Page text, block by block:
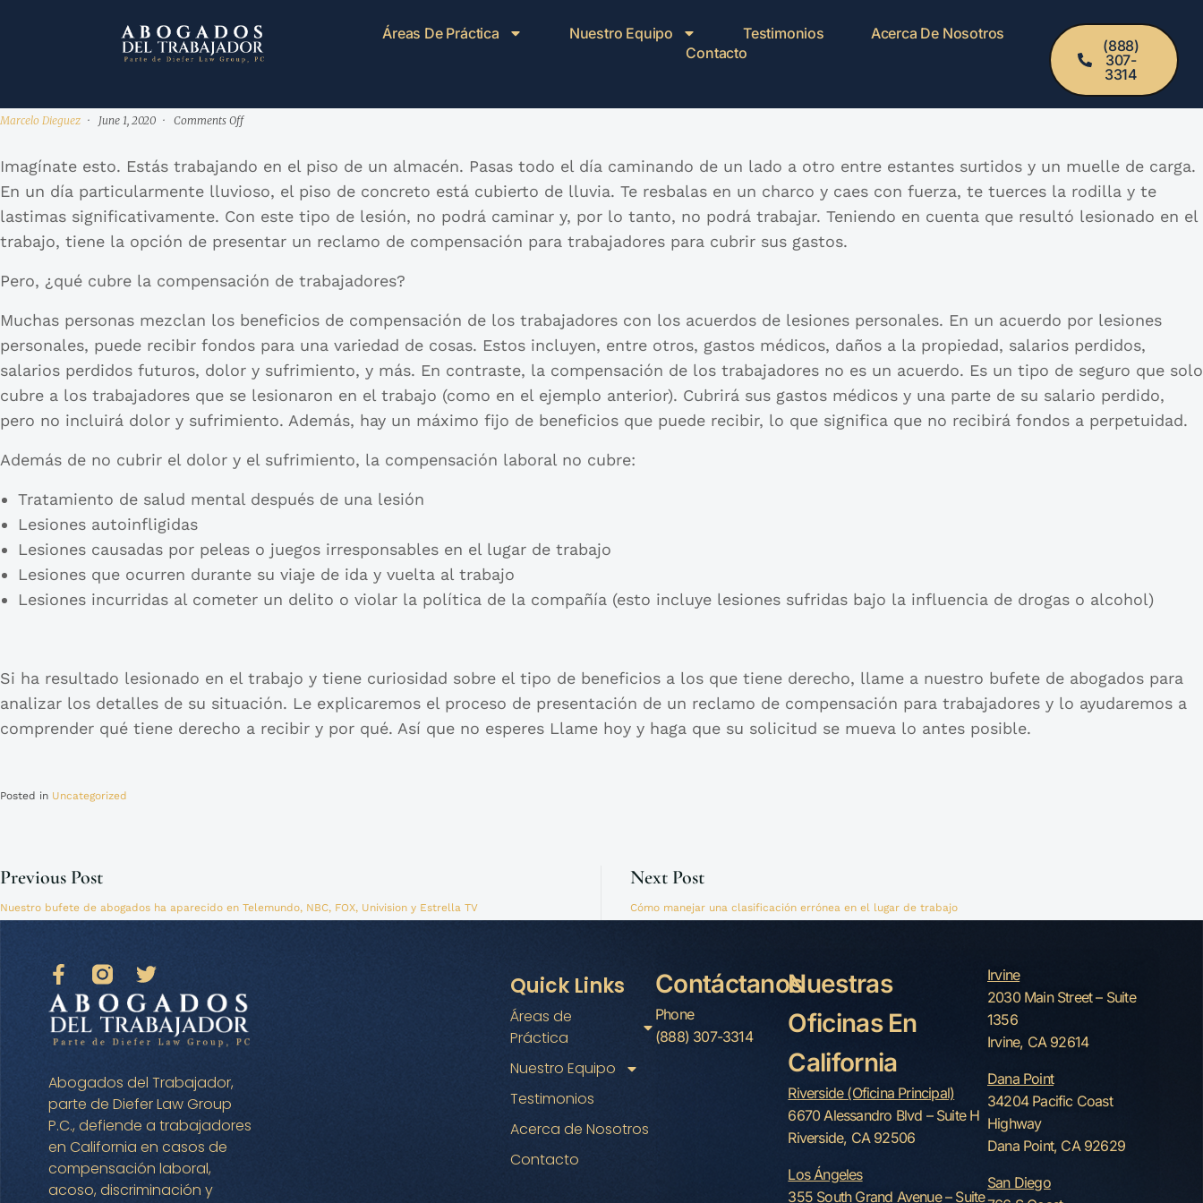
Áreas De Práctica Nuestro Equipo Testimonios
Acerca De Nosotros
Contacto
(888)
307-
3314
Marcelo Dieguez June 1, 2020 Comments Off
Imagínate esto. Estás trabajando en el piso de un almacén. Pasas todo el día caminando de un lado a otro entre estantes surtidos y un muelle de carga.
En un día particularmente lluvioso, el piso de concreto está cubierto de lluvia. Te resbalas en un charco y caes con fuerza, te tuerces la rodilla y te
lastimas significativamente. Con este tipo de lesión, no podrá caminar y, por lo tanto, no podrá trabajar. Teniendo en cuenta que resultó lesionado en el
trabajo, tiene la opción de presentar un reclamo de compensación para trabajadores para cubrir sus gastos.
Pero, ¿qué cubre la compensación de trabajadores?
Muchas personas mezclan los beneficios de compensación de los trabajadores con los acuerdos de lesiones personales. En un acuerdo por lesiones
personales, puede recibir fondos para una variedad de cosas. Estos incluyen, entre otros, gastos médicos, daños a la propiedad, salarios perdidos,
salarios perdidos futuros, dolor y sufrimiento, y más. En contraste, la compensación de los trabajadores no es un acuerdo. Es un tipo de seguro que solo
cubre a los trabajadores que se lesionaron en el trabajo (como en el ejemplo anterior). Cubrirá sus gastos médicos y una parte de su salario perdido,
pero no incluirá dolor y sufrimiento. Además, hay un máximo fijo de beneficios que puede recibir, lo que significa que no recibirá fondos a perpetuidad.
Además de no cubrir el dolor y el sufrimiento, la compensación laboral no cubre:
Tratamiento de salud mental después de una lesión
Lesiones autoinfligidas
Lesiones causadas por peleas o juegos irresponsables en el lugar de trabajo
Lesiones que ocurren durante su viaje de ida y vuelta al trabajo
Lesiones incurridas al cometer un delito o violar la política de la compañía (esto incluye lesiones sufridas bajo la influencia de drogas o alcohol)
Si ha resultado lesionado en el trabajo y tiene curiosidad sobre el tipo de beneficios a los que tiene derecho, llame a nuestro bufete de abogados para
analizar los detalles de su situación. Le explicaremos el proceso de presentación de un reclamo de compensación para trabajadores y lo ayudaremos a
comprender qué tiene derecho a recibir y por qué. Así que no esperes Llame hoy y haga que su solicitud se mueva lo antes posible.
Posted in Uncategorized
Previous Post
Nuestro bufete de abogados ha aparecido en Telemundo, NBC, FOX, Univision y Estrella TV
Next Post
Cómo manejar una clasificación errónea en el lugar de trabajo
Abogados del Trabajador,
parte de Diefer Law Group
P.C., defiende a trabajadores
en California en casos de
compensación laboral,
acoso, discriminación y
Quick Links
Áreas de
Práctica
Nuestro Equipo
Testimonios
Acerca de Nosotros
Contacto
Contáctanos
Phone
(888) 307-3314
Nuestras
Oficinas En
California
Riverside (Oficina Principal)
6670 Alessandro Blvd – Suite H
Riverside, CA 92506
Los Ángeles
355 South Grand Avenue – Suite
Irvine
2030 Main Street – Suite
1356
Irvine, CA 92614
Dana Point
34204 Pacific Coast
Highway
Dana Point, CA 92629
San Diego